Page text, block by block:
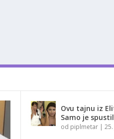
Ovu tajnu iz
Samo je
od piplmetar|